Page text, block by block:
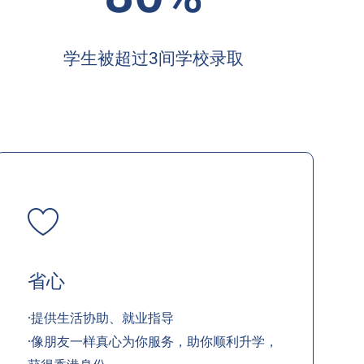
学生被超过3间学校录取
省心
·提供生活协助、就业指导
·像朋友一样真心为你服务，助你顺利升学，